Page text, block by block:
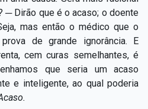
─ Dirão que é o acaso; o doente
mas então o médico que o
de grande ignorância. E
cem curas semelhantes, é
que seria um acaso
e inteligente, ao qual poderia